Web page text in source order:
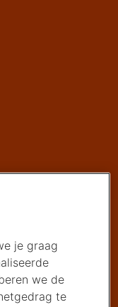
je graag
we de
te